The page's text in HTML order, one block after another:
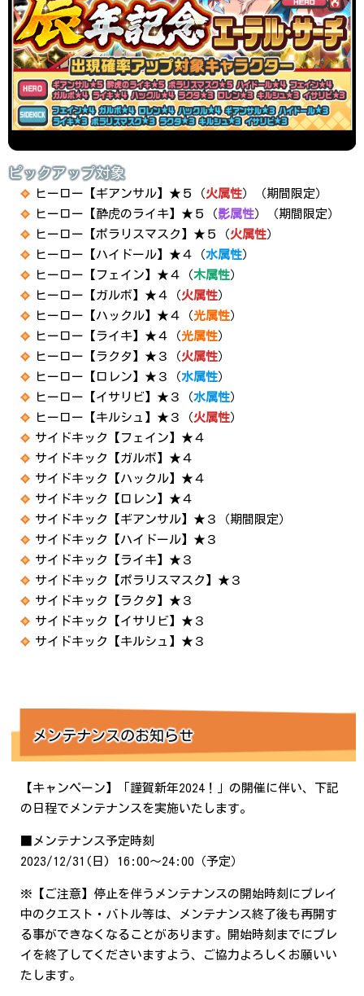
ピックアップ対象
ヒーロー【ギアンサル】★５（ 火属性）（期間限定）
ヒーロー【酔虎のライキ】★５（ 影属性）（期間限定）
ヒーロー【ポラリスマスク】★５（ 火属性）
ヒーロー【ハイドール】★４（水属性）
ヒーロー【フェイン】★４（木属性）
ヒーロー【ガルボ】★４（ 火属性）
ヒーロー【ハックル】★４（ 光属性）
ヒーロー【ライキ】★４（ 光属性）
ヒーロー【ラクタ】★３（ 火属性）
ヒーロー【ロレン】★３（水属性）
ヒーロー【イサリビ】★３（水属性）
ヒーロー【キルシュ】★３（ 火属性）
サイドキック【フェイン】★４
サイドキック【ガルボ】★４
サイドキック【ハックル】★４
サイドキック【ロレン】★４
サイドキック【ギアンサル】★３（期間限定）
サイドキック【ハイドール】★３
サイドキック【ライキ】★３
サイドキック【ポラリスマスク】★３
サイドキック【ラクタ】★３
サイドキック【イサリビ】★３
サイドキック【キルシュ】★３
メンテナンスのお知らせ
【キャンペーン】「謹賀新年2024！」の開催に伴い、下記
の日程でメンテナンスを実施いたします。
■メンテナンス予定時刻
2023/12/31(日) 16:00～24:00（予定）
※【ご注意】停止を伴うメンテナンスの開始時刻にプレイ
中のクエスト・バトル等は、メンテナンス終了後も再開す
る事ができなくなることがあります。開始時刻までにプレ
イを終了してくださいますよう、ご協力よろしくお願いい
たします。